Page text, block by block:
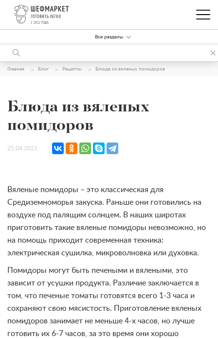
Все разделы
Главная Блог Рецепты Блюда из вяленых помидоров
Блюда из вяленых
помидоров
25.04.2021
Вяленые помидоры – это классическая для
Средиземноморья закуска. Раньше они готовились на
воздухе под палящим солнцем. В наших широтах
приготовить такие вяленые помидоры невозможно, но
на помощь приходит современная техника:
электрическая сушилка, микроволновка или духовка.
Помидоры могут быть печеными и вялеными, это
зависит от усушки продукта. Различие заключается в
том, что печеные томаты готовятся всего 1-3 часа и
сохраняют свою мясистость. Приготовление вяленых
помидоров занимает не меньше 4-х часов, но лучше
готовить их 6-7 часов, за это время они хорошо